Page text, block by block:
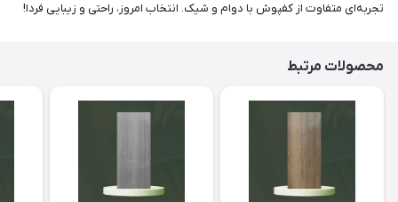
تجربه‌ای متفاوت از کفپوش با دوام و شیک. انتخاب امروز، راحتی و زیبایی فردا!
محصولات مرتبط